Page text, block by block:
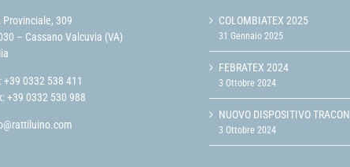
Provinciale, 309
– Cassano Valcuvia (VA)
+39 0332 538 411
+39 0332 530 988
COLOMBIATEX 2025
31 Gennaio 2025
FEBRATEX 2024
3 Ottobre 2024
NUOVO DISPOSITIVO TRACON
3 Ottobre 2024